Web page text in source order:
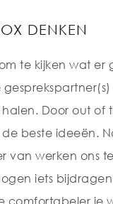
DENKEN
te kijken wat er
Door out of
beste ideeën.
van werken ons
iets